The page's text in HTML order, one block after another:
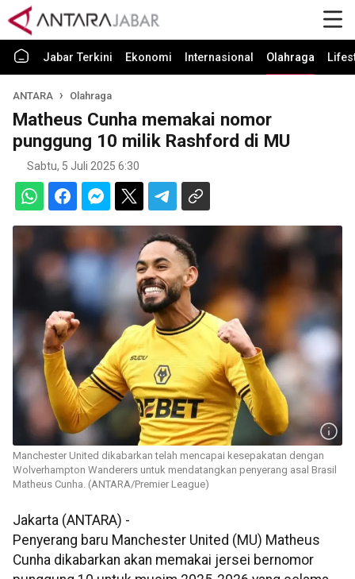
Jabar Terkini Ekonomi Internasional Olahraga
ANTARA Olahraga
Matheus Cunha memakai nomor
punggung 10 milik Rashford di MU
Sabtu, 5 Juli 2025 6:30
Manchester United dikabarkan telah mencapai kesepakatan dengan
Wolverhampton Wanderers untuk mendatangkan penyerang asal Brasil
Matheus Cunha. (ANTARA/Premier League)
Jakarta (ANTARA) -
Penyerang baru Manchester United (MU) Matheus
Cunha dikabarkan akan memakai jersei bernomor